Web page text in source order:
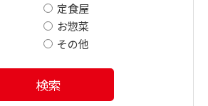
定食屋
お惣菜
その他
検索